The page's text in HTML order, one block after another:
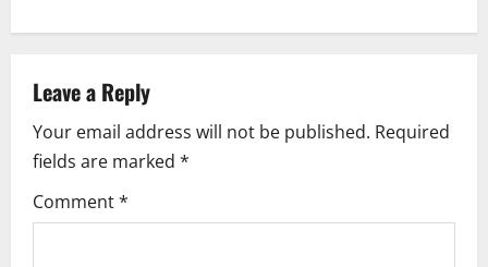
i
g
a
t
Leave a Reply
Your email address will not be published. Required
fields are marked *
Comment*